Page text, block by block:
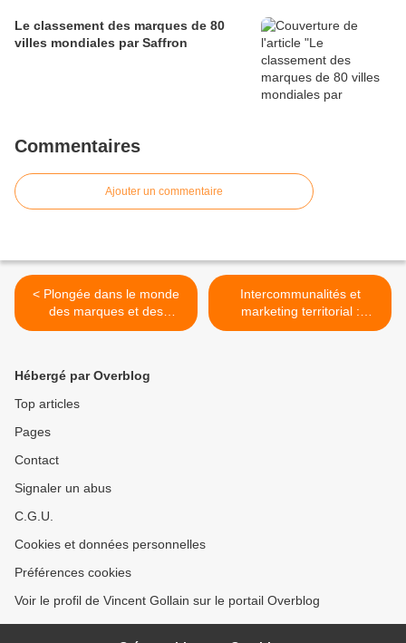
Le classement des marques de 80
villes mondiales par Saffron
Commentaires
Ajouter un commentaire
< Plongée dans le monde
des marques et des
territoires
Intercommunalités et
marketing territorial :
surprenante étude >
Hébergé par Overblog
Top articles
Pages
Contact
Signaler un abus
C.G.U.
Cookies et données personnelles
Préférences cookies
Voir le profil de Vincent Gollain sur le portail Overblog